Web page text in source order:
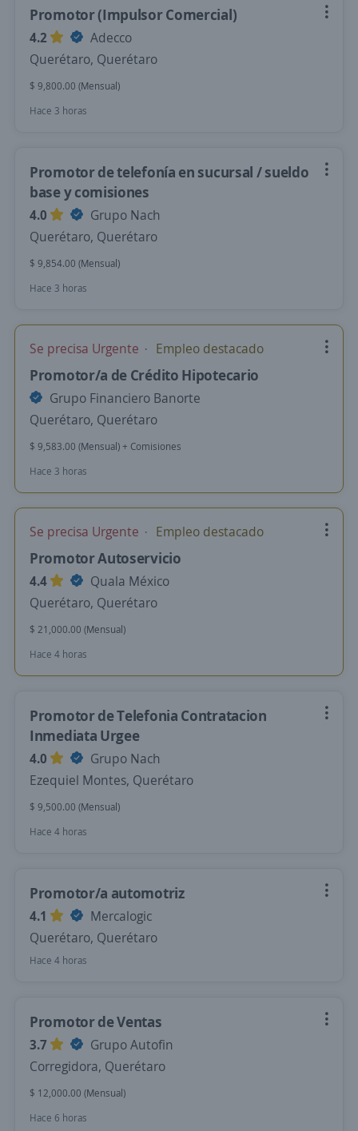
Promotor (Impulsor Comercial)
4.2
Adecco
Querétaro, Querétaro
$ 9,800.00 (Mensual)
Hace 3 horas
Promotor de telefonía en sucursal / sueldo
base y comisiones
4.0
Grupo Nach
Querétaro, Querétaro
$ 9,854.00 (Mensual)
Hace 3 horas
Se precisa Urgente Empleo destacado
Promotor/a de Crédito Hipotecario
Grupo Financiero Banorte
Querétaro, Querétaro
$ 9,583.00 (Mensual) + Comisiones
Hace 3 horas
Se precisa Urgente Empleo destacado
Promotor Autoservicio
4.4
Quala México
Querétaro, Querétaro
$ 21,000.00 (Mensual)
Hace 4 horas
Promotor de Telefonia Contratacion
Inmediata Urgee
4.0
Grupo Nach
Ezequiel Montes, Querétaro
$ 9,500.00 (Mensual)
Hace 4 horas
Promotor/a automotriz
4.1
Mercalogic
Querétaro, Querétaro
Hace 4 horas
Promotor de Ventas
3.7
Grupo Autofin
Corregidora, Querétaro
$ 12,000.00 (Mensual)
Hace 6 horas